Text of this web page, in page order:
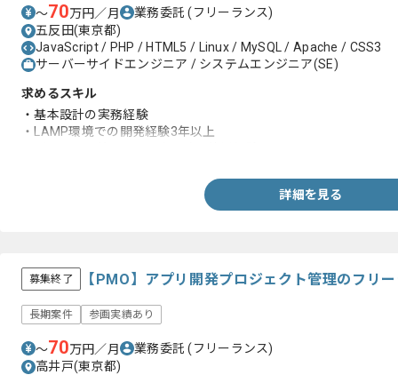
〜70万円／月 業務委託(フリーランス)
五反田(東京都)
JavaScript / PHP / HTML5 / Linux / MySQL / Apache / CSS3
サーバーサイドエンジニア / システムエンジニア(SE)
求めるスキル
・基本設計の実務経験
・LAMP環境での開発経験3年以上
詳細を見る
募集終了 【PMO】アプリ開発プロジェクト管理のフリ
長期案件 参画実績あり
〜70万円／月 業務委託(フリーランス)
高井戸(東京都)